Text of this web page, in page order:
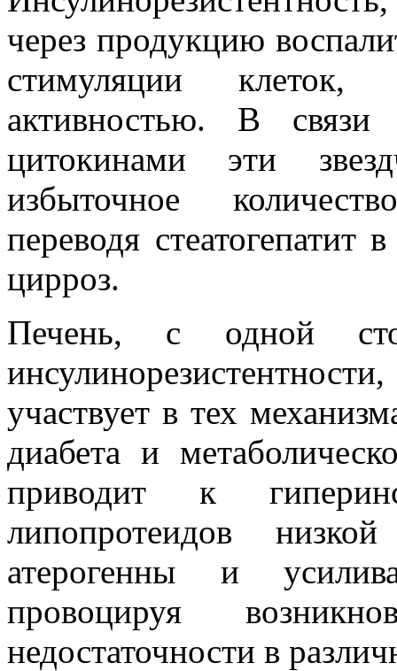
через продукцию
стимуляции клеток,
активностью. В
цитокинами эти
избыточное
переводя
цирроз.
Печень, с одной
участвует в тех
диабета и
приводит к
липопротеидов
атерогенны и
провоцируя
недостаточности в